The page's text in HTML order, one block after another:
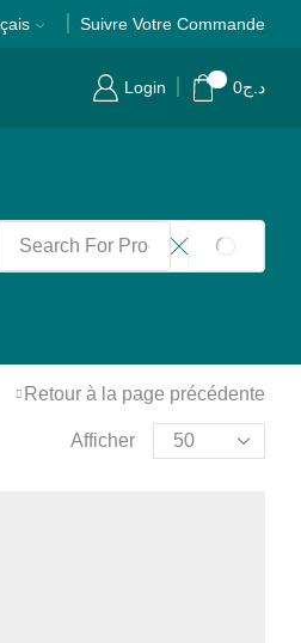
Suivre Votre Commande
Login د.ج0
Retour à la page précédente
Afficher